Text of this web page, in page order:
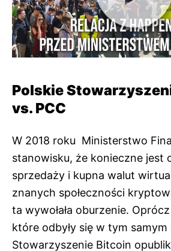
Polskie
vs. PCC
W 2018 roku Ministerstwo
stanowisku, że konieczne jest
sprzedaży i kupna walut
znanych społeczności
ta wywołała oburzenie.
które odbyły się w tym samym
Stowarzyszenie Bitcoin